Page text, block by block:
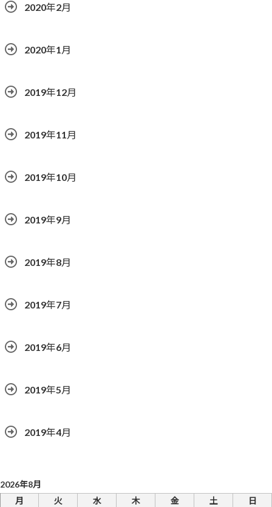
2020年2月
2020年1月
2019年12月
2019年11月
2019年10月
2019年9月
2019年8月
2019年7月
2019年6月
2019年5月
2019年4月
2026年8月
月
火 水 木 金 土 日